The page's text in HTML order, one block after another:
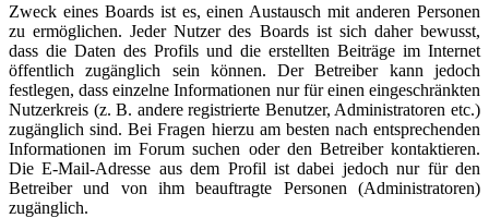
Zweck eines Boards ist es, einen Austausch mit anderen Personen
zu ermöglichen. Jeder Nutzer des Boards ist sich daher bewusst,
dass die Daten des Profils und die erstellten Beiträge im Internet
öffentlich zugänglich sein können. Der Betreiber kann jedoch
festlegen, dass einzelne Informationen nur für einen eingeschränkten
Nutzerkreis (z. B. andere registrierte Benutzer, Administratoren etc.)
zugänglich sind. Bei Fragen hierzu am besten nach entsprechenden
Informationen im Forum suchen oder den Betreiber kontaktieren.
Die E-Mail-Adresse aus dem Profil ist dabei jedoch nur für den
Betreiber und von ihm beauftragte Personen (Administratoren)
zugänglich.